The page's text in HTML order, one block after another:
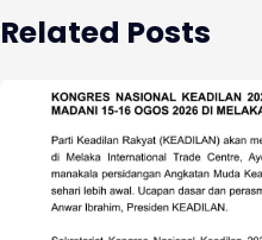
Related Posts